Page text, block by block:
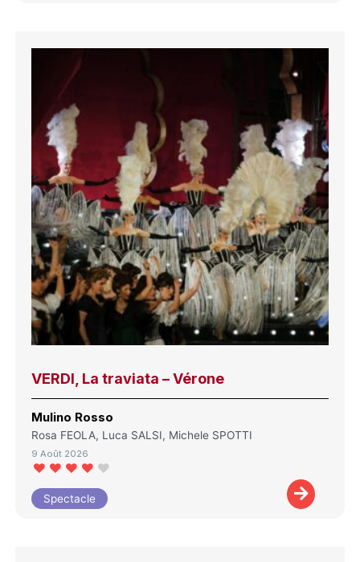
VERDI, La traviata – Vérone
Mulino Rosso
Rosa FEOLA, Luca SALSI, Michele SPOTTI
9 Août 2026
Spectacle